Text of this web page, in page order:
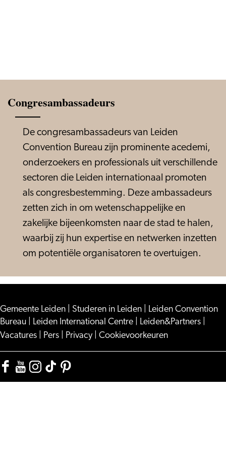
Congresambassadeurs
De congresambassadeurs van Leiden
Convention Bureau zijn prominente acedemi,
onderzoekers en professionals uit verschillende
sectoren die Leiden internationaal promoten
als congresbestemming. Deze ambassadeurs
zetten zich in om wetenschappelijke en
zakelijke bijeenkomsten naar de stad te halen,
waarbij zij hun expertise en netwerken inzetten
om potentiële organisatoren te overtuigen.
Gemeente Leiden Studeren in Leiden
Leiden Convention
Bureau
Leiden International Centre Leiden&Partners
Vacatures
Pers Privacy Cookievoorkeuren
Facebook
YouTube
Instagram
TikTokPinterest